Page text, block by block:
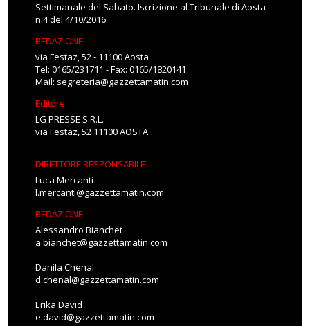
Settimanale del Sabato. Iscrizione al Tribunale di Aosta
n.4 del 4/10/2016
REDAZIONE
via Festaz, 52 - 11100 Aosta
Tel: 0165/231711 - Fax: 0165/1820141
Mail: segreteria@gazzettamatin.com
Editore
LG PRESSE S.R.L.
via Festaz, 52 11100 AOSTA
DIRETTORE RESPONSABILE
Luca Mercanti
l.mercanti@gazzettamatin.com
REDAZIONE
Alessandro Bianchet
a.bianchet@gazzettamatin.com
Danila Chenal
d.chenal@gazzettamatin.com
Erika David
e.david@gazzettamatin.com